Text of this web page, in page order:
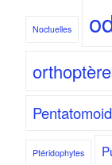
Noctuelles
Ptéridophytes